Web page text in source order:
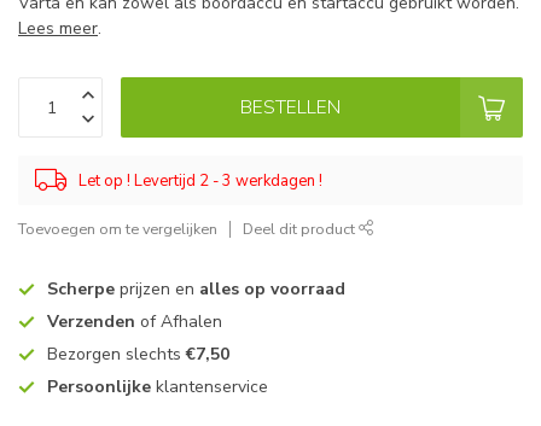
Lees meer.
BESTELLEN
Let op ! Levertijd 2 - 3 werkdagen !
Toevoegen om te vergelijken Deel dit product
Scherpe prijzen en alles op voorraad
Verzenden of Afhalen
Bezorgen slechts€7,50
Persoonlijke klantenservice